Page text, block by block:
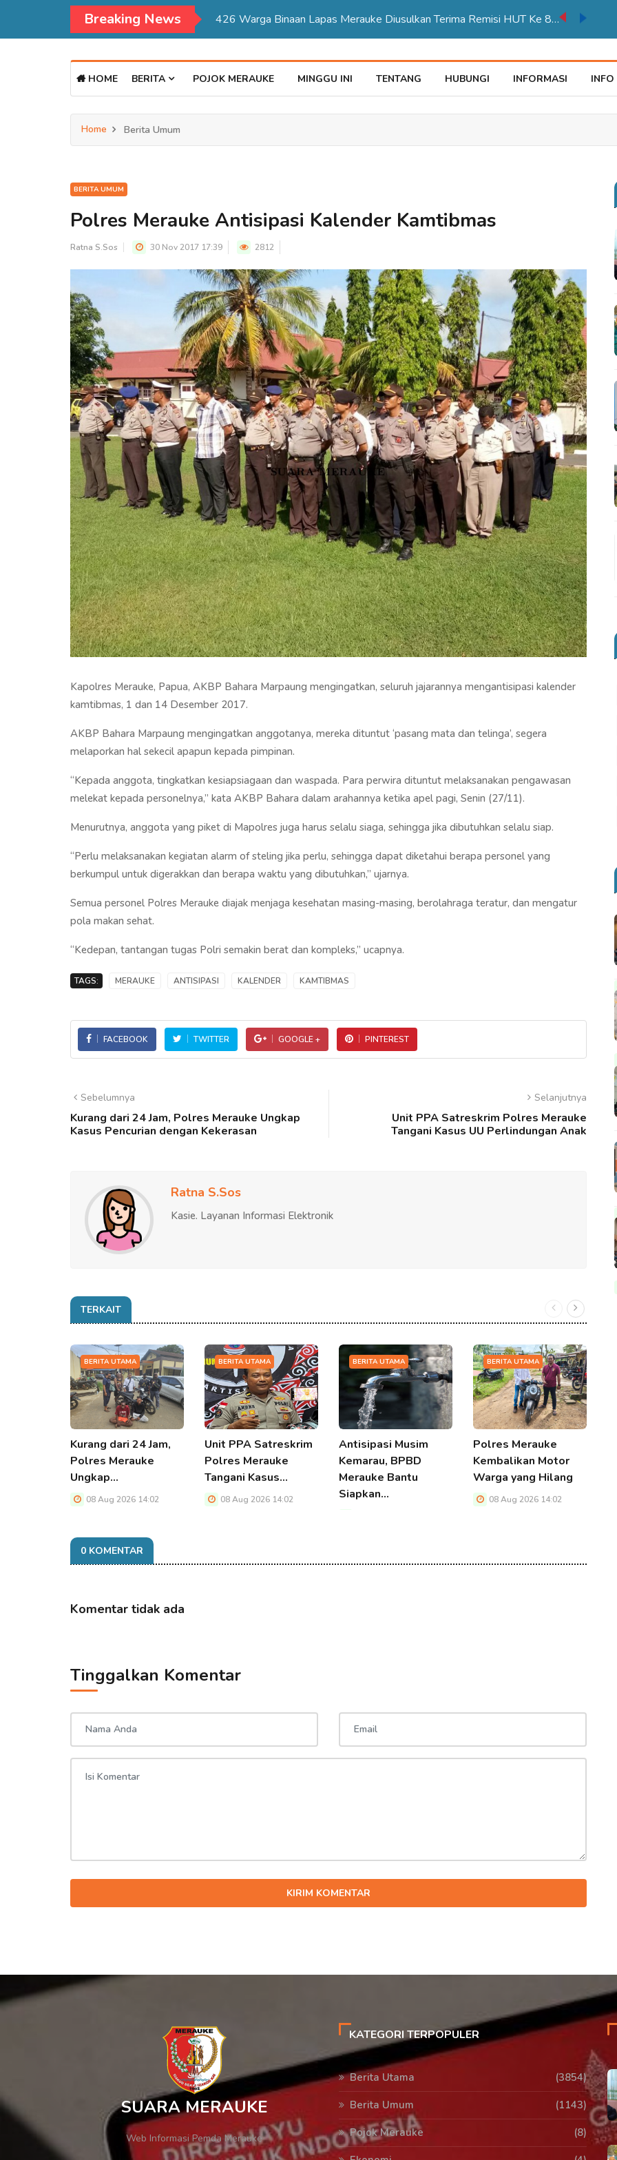
Breaking News Kadisdukcapil Merauke Tegaskan Pelayana KTP Sesuai SOP
HOME BERITA POJOK MERAUKE MINGGU INI TENTANG HUBUNGI INFORMASI
Home Berita Umum
BERITA UMUM
Polres Merauke Antisipasi Kalender Kamtibmas
Ratna S.Sos 30 Nov 2017 17:39 2812
Kapolres Merauke, Papua, AKBP Bahara Marpaung mengingatkan, seluruh jajarannya mengantisipasi kalender
kamtibmas, 1 dan 14 Desember 2017.
AKBP Bahara Marpaung mengingatkan anggotanya, mereka dituntut ‘pasang mata dan telinga’, segera
melaporkan hal sekecil apapun kepada pimpinan.
“Kepada anggota, tingkatkan kesiapsiagaan dan waspada. Para perwira dituntut melaksanakan pengawasan
melekat kepada personelnya,” kata AKBP Bahara dalam arahannya ketika apel pagi, Senin (27/11).
Menurutnya, anggota yang piket di Mapolres juga harus selalu siaga, sehingga jika dibutuhkan selalu siap.
“Perlu melaksanakan kegiatan alarm of steling jika perlu, sehingga dapat diketahui berapa personel yang
berkumpul untuk digerakkan dan berapa waktu yang dibutuhkan,” ujarnya.
Semua personel Polres Merauke diajak menjaga kesehatan masing-masing, berolahraga teratur, dan mengatur
pola makan sehat.
“Kedepan, tantangan tugas Polri semakin berat dan kompleks,” ucapnya.
TAGS: MERAUKE ANTISIPASI KALENDER KAMTIBMAS
FACEBOOK TWITTER GOOGLE + PINTEREST
Sebelumnya
Kurang dari 24 Jam, Polres Merauke Ungkap
Kasus Pencurian dengan Kekerasan
Selanjutnya
Unit PPA Satreskrim Polres Merauke
Tangani Kasus UU Perlindungan Anak
Ratna S.Sos
Kasie. Layanan Informasi Elektronik
TERKAIT
BERITA UTAMA
Kurang dari 24 Jam,
Polres Merauke
Ungkap…
08 Aug 2026 14:02
BERITA UTAMA
Unit PPA Satreskrim
Polres Merauke
Tangani Kasus…
08 Aug 2026 14:02
BERITA UTAMA
Antisipasi Musim
Kemarau, BPBD
Merauke Bantu
Siapkan…
BERITA UTAMA
Polres Merauke
Kembalikan Motor
Warga yang Hilang
08 Aug 2026 14:02
0 KOMENTAR
Komentar tidak ada
Tinggalkan Komentar
KIRIM KOMENTAR
SUARA MERAUKE
Web Informasi Pemda Merauke
KATEGORI TERPOPULER
Berita Utama
(3854)
Berita Umum
(1143)
Pojok Merauke
(8)